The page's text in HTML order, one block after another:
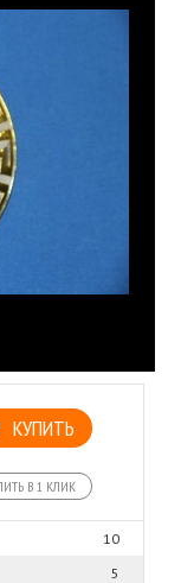
КУПИТЬ
В 1 КЛИК
10
5